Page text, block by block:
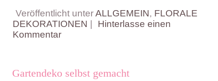
Veröffentlicht unterALLGEMEIN, FLORALE
DEKORATIONEN |
Hinterlasse einen
Kommentar
Gartendeko selbst gemacht